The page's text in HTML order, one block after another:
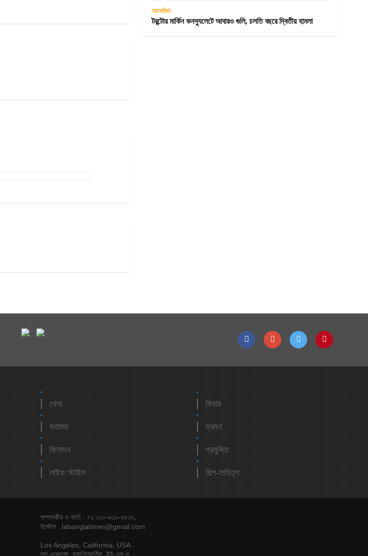
আমেরিকা
টরন্টোর মার্কিন কনস্যুলেটে আবারও গুলি, চলতি বছরে দ্বিতীয় হামলা
খেলা
মতামত
বিনোদন
লাইফ স্টাইল
ফিচার
ভ্রমণ
প্রযুক্তি
শিল্প-সাহিত্য
সম্পাদকীয় ও বার্তা : +১ ৩১০-৬১৯-৩৫৩২,
ইমেইল : labanglatimes@gmail.com
Los Angeles, California, USA
লস এঞ্জেলেস, ক্যালিফোর্নিয়া, ইউ এস এ